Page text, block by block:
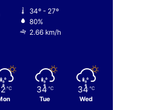
34º - 27º
80%
2.66 km/h
℃ 34 ℃
Tue
34 ℃
Wed